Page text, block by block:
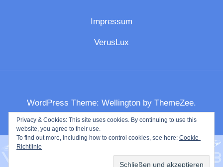
Impressum
VerusLux
WordPress Theme: Wellington by ThemeZee.
Privacy & Cookies: This site uses cookies. By continuing to use this
website, you agree to their use.
To find out more, including how to control cookies, see here: Cookie-
Richtlinie